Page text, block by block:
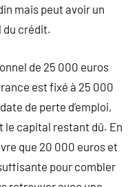
mais peut avoir un
du crédit.
de 25 000 euros
est fixé à 25 000
de perte d’emploi,
le capital restant dû. En
que 20 000 euros et
suffisante pour combler